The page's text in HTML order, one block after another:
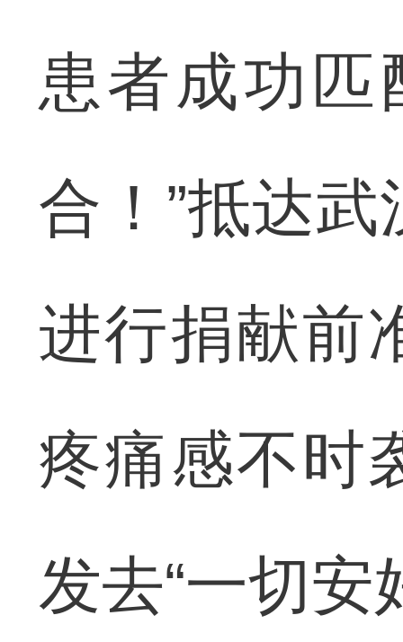
患者成功匹
合！”抵达
进行捐献前
疼痛感不时
发去“一切安